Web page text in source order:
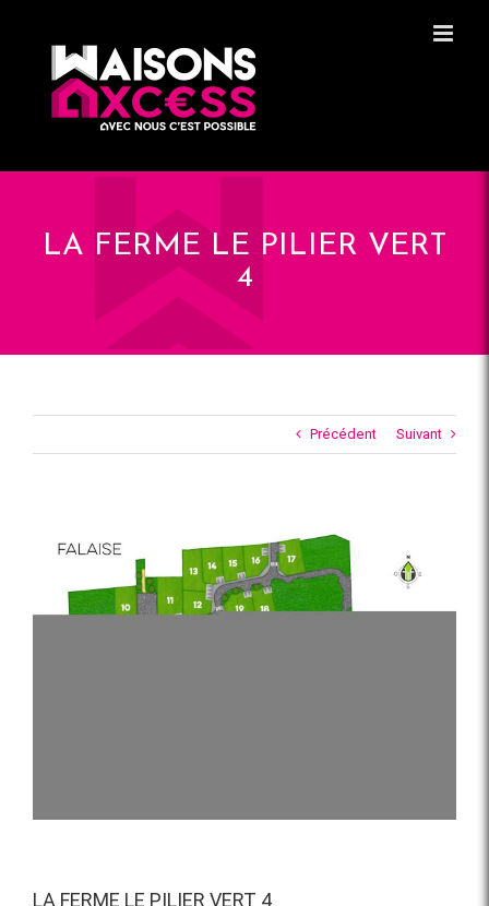
LA FERME LE PILIER VERT
4
Précédent Suivant
l'image
LA FERME LE PILIER VERT 4